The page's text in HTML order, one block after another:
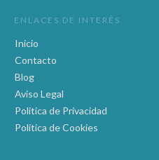
ENLACES DE INTERÉS
Inicio
Contacto
Blog
Aviso Legal
Politica de Privacidad
Política de Cookies